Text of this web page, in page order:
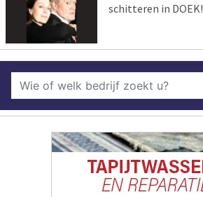
schitteren in DOEK!